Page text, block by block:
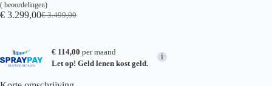
( beoordelingen)
€3.499,00
Oorspronkelijke
€ 3.499,00.
€ 3.299,00Huidige
€ 3.299,00.
€ 114,00 per maand
Let op! Geld lenen kost geld.
i